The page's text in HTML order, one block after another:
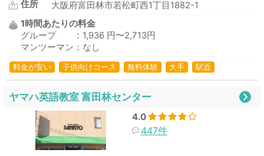
住所
大阪府富田林市若松町西1丁目1882-1
1時間あたりの料金
グループ ：1,936 円〜2,713円
マンツーマン：なし
料金が安い 子供向けコース 無料体験 大手 駅近
ヤマハ英語教室 富田林センター
4.0
447件